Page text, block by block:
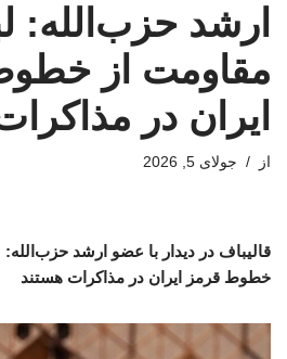
ارشد حزب‌الله:
مقاومت از
ایران در
از جولای 5, 2026
قالیباف در دیدار با عضو ارشد حزب‌الله:
خطوط قرمز ایران در مذاکرات هستند